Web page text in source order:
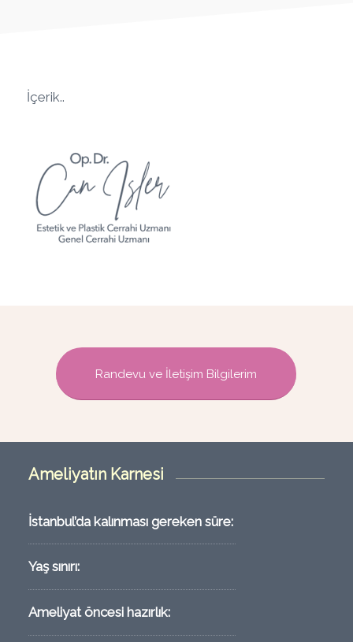
İçerik..
Randevu ve İletişim Bilgilerim
Ameliyatın Karnesi
İstanbul’da kalınması gereken süre:
Yaş sınırı:
Ameliyat öncesi hazırlık: